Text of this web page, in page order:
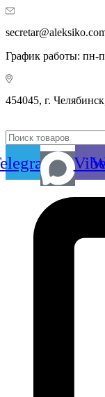
График работы: пн-
454045, г.